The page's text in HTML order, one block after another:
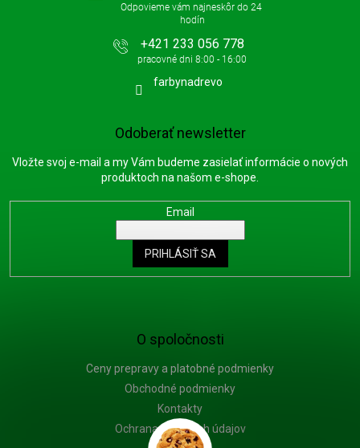
O spoločnosti
Ceny prepravy a platobné podmienky
Obchodné podmienky
Kontakty
Ochrana osobných údajov
+421 233 056 778
farbynadrevo
Odoberať newsletter
Vložte svoj e-mail a my Vám budeme zasielať informácie o nových
produktoch na našom e-shope.
Email
PRIHLÁSIŤ SA